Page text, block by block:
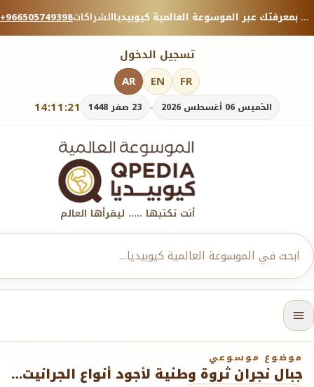
+966505749398الشراكات منصة معرفية موثوقة — شارك بمعرفتك عبر الموسوعة العالمية كيوبيديا.
تسجيل الدخول
14:11:22 الخميس 06 أغسطس 2026 - 23 صفر 1448
AR EN FR
أنت تكتبها ..... ليقرأها العالم
موضوع موسوعي
جبال نجران ثروة وطنية لأجود أنواع الجرانيت في العالم